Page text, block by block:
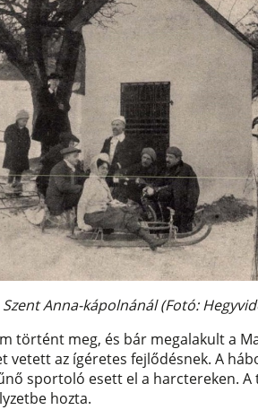
Anna-kápolnánál (Fotó:
történt meg, és bár megalakult a
vetett az ígéretes fejlődésnek. A
sportoló esett el a harctereken.
hozta.